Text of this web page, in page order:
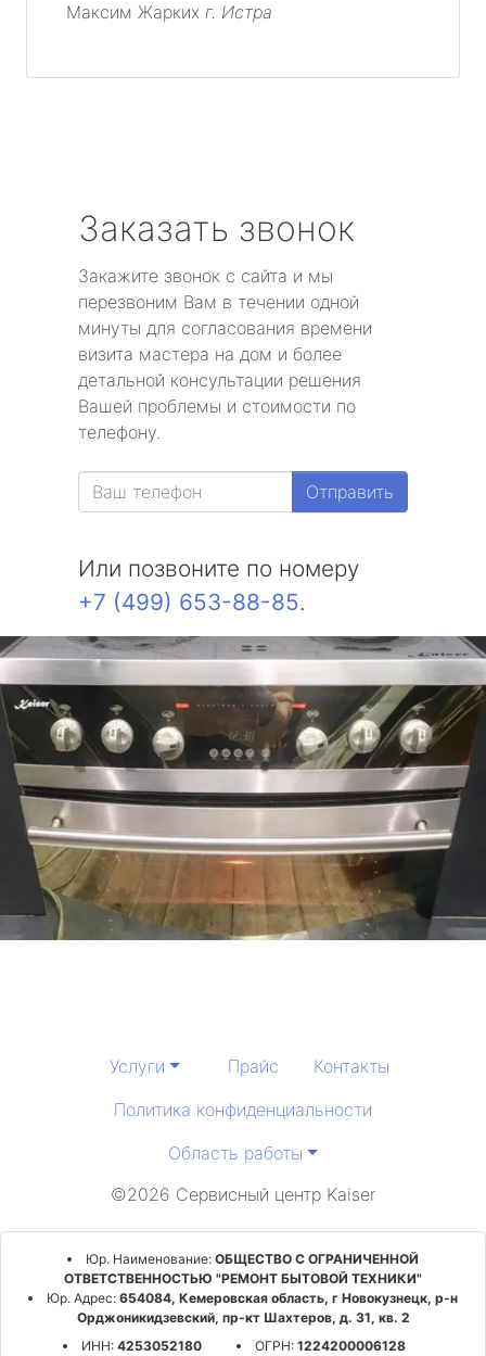
Максим Жарких г. Истра
Заказать звонок
Закажите звонок с сайта и мы
перезвоним Вам в течении одной
минуты для согласования времени
визита мастера на дом и более
детальной консультации решения
Вашей проблемы и стоимости по
телефону.
Отправить
Или позвоните по номеру
+7 (499) 653-88-85.
Услуги Прайс
Контакты
Политика конфиденциальности
Область работы
©2026 Сервисный центр Kaiser
Юр. Наименование: ОБЩЕСТВО С ОГРАНИЧЕННОЙ
ОТВЕТСТВЕННОСТЬЮ "РЕМОНТ БЫТОВОЙ ТЕХНИКИ"
Юр. Адрес: 654084, Кемеровская область, г Новокузнецк, р-н
Орджоникидзевский, пр-кт Шахтеров, д. 31, кв. 2
ИНН: 4253052180 ОГРН: 1224200006128